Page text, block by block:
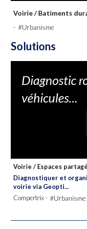
Voirie/ Batiments
- #Urbanisme
Solutions
Diagnostic
véhicules...
Voirie/ Espaces
Diagnostiquer et
voirie via Geopti...
Compertrix - #Urbanisme